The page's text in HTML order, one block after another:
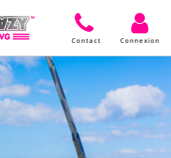
Contact Connexion